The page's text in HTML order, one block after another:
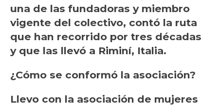
una de las fundadoras y miembro
vigente del colectivo, contó la ruta
que han recorrido por tres décadas
y que las llevó a Riminí, Italia.
¿Cómo se conformó la asociación?
Llevo con la asociación de mujeres